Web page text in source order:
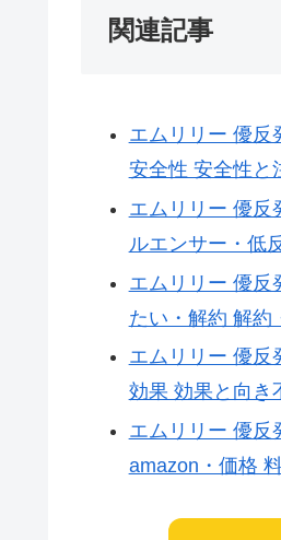
tokens=907;
12T09:35:22Z;
slug=emuriri-
security-
3ad4ef
関連記事
エムリリー 優反
安全性 安全性と
エムリリー 優反
ルエンサー・低
エムリリー 優反
たい・解約 解約
エムリリー 優反
効果 効果と向き
エムリリー 優反
amazon・価格